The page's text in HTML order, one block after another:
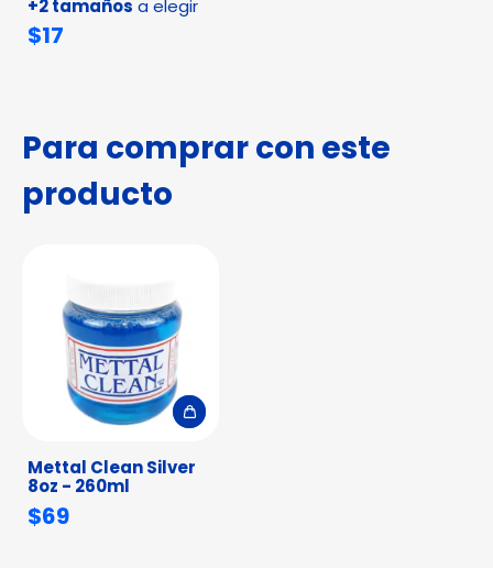
+2 tamaños a elegir
$17
Para comprar con este
producto
Mettal Clean Silver
8oz - 260ml
$69